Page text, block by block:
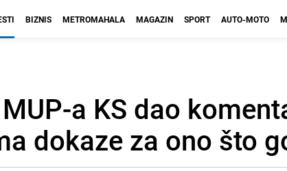
BIZNIS METROMAHALA MAGAZIN SPORT AUTO-MOTO
a KS dao
dokaze za ono što